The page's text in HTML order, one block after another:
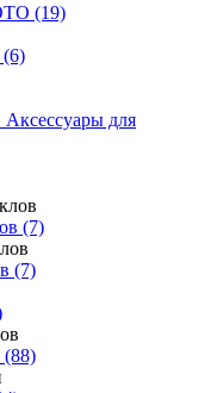
(19)
Аксессуары для
(7)
(7)
(88)